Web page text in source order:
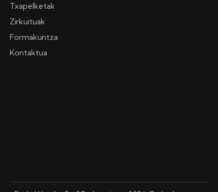
Txapelketak
Zirkuituak
Formakuntza
Kontaktua